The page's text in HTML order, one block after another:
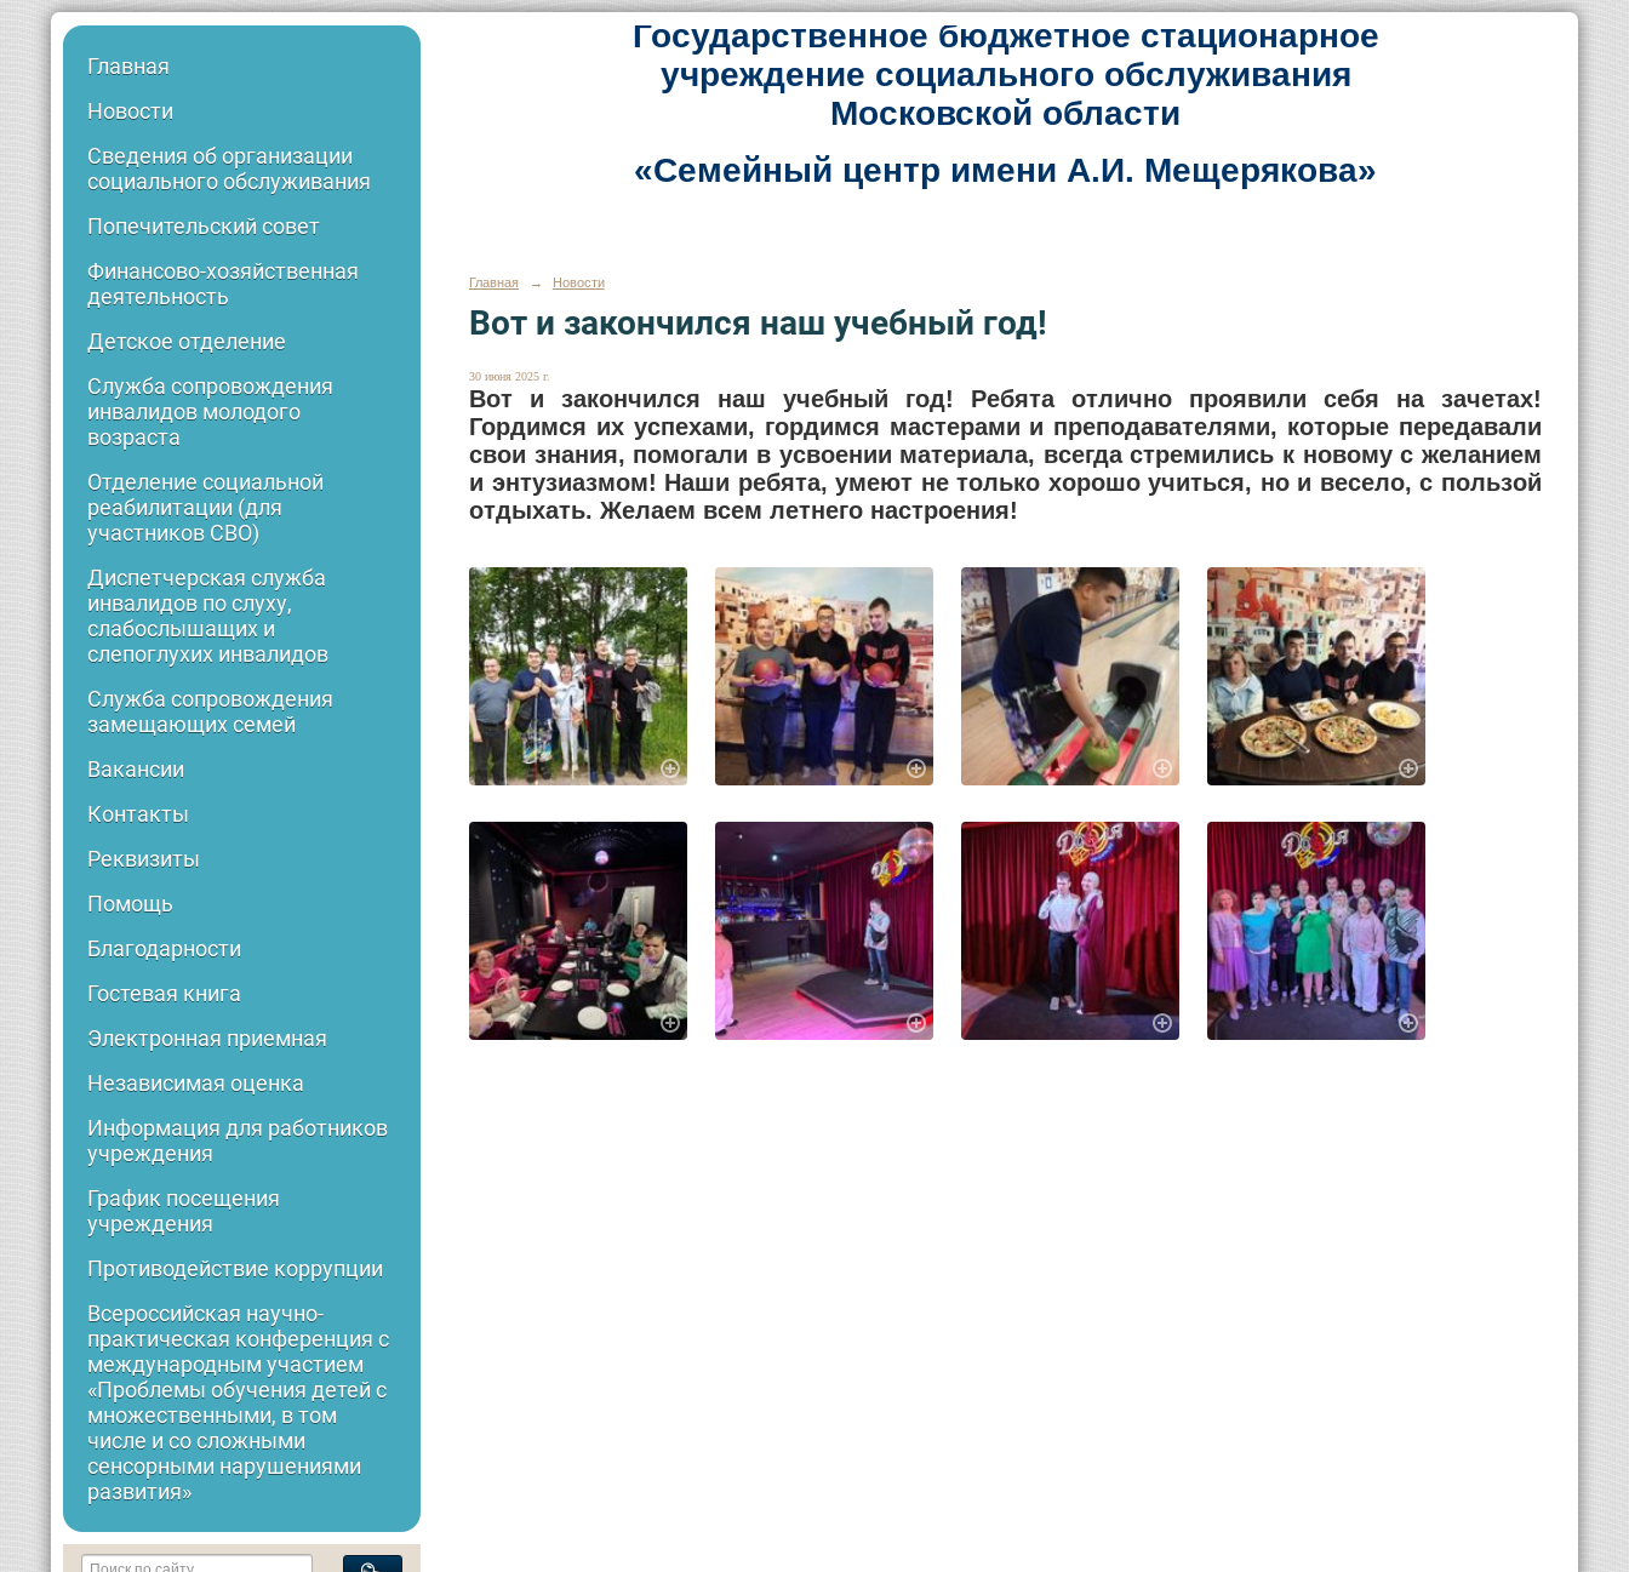
Главная
Новости
Сведения об организации
социального обслуживания
Попечительский совет
Финансово-хозяйственная
деятельность
Детское отделение
Служба сопровождения
инвалидов молодого
возраста
Отделение социальной
реабилитации (для
участников СВО)
Диспетчерская служба
инвалидов по слуху,
слабослышащих и
слепоглухих инвалидов
Служба сопровождения
замещающих семей
Вакансии
Контакты
Реквизиты
Помощь
Благодарности
Гостевая книга
Электронная приемная
Независимая оценка
Информация для работников
учреждения
График посещения
учреждения
Противодействие коррупции
Всероссийская научно-
практическая конференция с
международным участием
«Проблемы обучения детей с
множественными, в том
числе и со сложными
сенсорными нарушениями
развития»
Государственное бюджетное стационарное
учреждение социального обслуживания
Московской области
«Семейный центр имени А.И. Мещерякова»
Главная → Новости
Вот и закончился наш учебный год!
30 июня 2025 г.
Вот и закончился наш учебный год! Ребята отлично проявили себя на зачетах!
Гордимся их успехами, гордимся мастерами и преподавателями, которые передавали
свои знания, помогали в усвоении материала, всегда стремились к новому с желанием
и энтузиазмом! Наши ребята, умеют не только хорошо учиться, но и весело, с пользой
отдыхать. Желаем всем летнего настроения!